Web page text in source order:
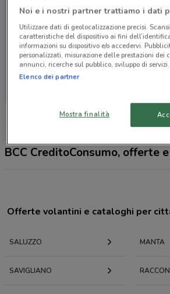
Non ci sono negozi nelle
BCC CreditoConsumo, offerte
Offerte volantini e cataloghi per
SALUZZO MANTA
SAVIGLIANO
Noi e i nostri partner trattiamo i dati
Utilizzare dati di geolocalizzazione precisi.
caratteristiche del dispositivo ai fini
informazioni su dispositivo e/o accedervi.
personalizzati, misurazione delle prestazioni dei
annunci, ricerche sul pubblico, sviluppo di servizi.
Elenco dei partner
Mostra finalità